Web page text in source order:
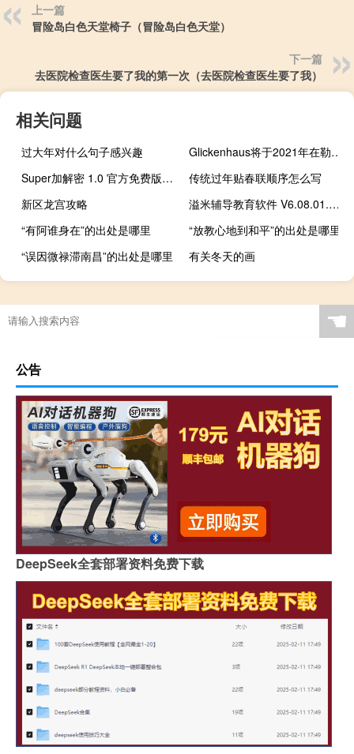
上一篇
冒险岛白色天堂椅子（冒险岛白色天堂）
下一篇
去医院检查医生要了我的第一次（去医院检查医生要了我）
相关问题
过大年对什么句子感兴趣
Glickenhaus将于2021年在勒芒参加SCG007比赛
Super加解密 1.0 官方免费版（Super加解密 1.0 官方免费版功能简介）
传统过年贴春联顺序怎么写
新区龙宫攻略
溢米辅导教育软件 V6.08.01.131 官方学生版（溢米辅导教育软件 V6.08.01.131 官方学生版功能简介）
“有阿谁身在”的出处是哪里
“放教心地到和平”的出处是哪里
“误因微禄滞南昌”的出处是哪里
有关冬天的画
☚
公告
DeepSeek全套部署资料免费下载